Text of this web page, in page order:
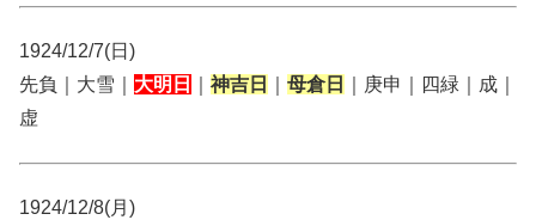
1924/12/7(日)
先負｜大雪｜ 大明日 神吉日 母倉日
｜庚申｜四緑｜成｜
虚
1924/12/8(月)